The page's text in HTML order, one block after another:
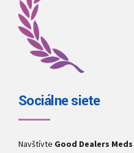
Sociálne siete
Navštívte Good Dealers Meds